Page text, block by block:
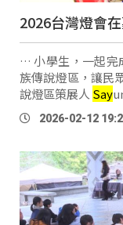
2026台灣燈會
… 小學生，一起完
族傳說燈區，讓民眾近距
說燈區策展人 Say
一個叫迎賓之心，
可以看到傳統服飾
2026-02-12